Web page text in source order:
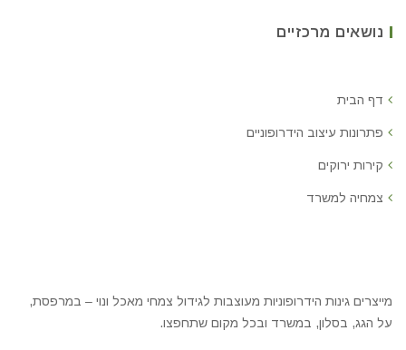
נושאים מרכזיים
דף הבית
פתרונות עיצוב הידרופוניים
קירות ירוקים
צמחיה למשרד
מייצרים גינות הידרופוניות מעוצבות לגידול צמחי מאכל ונוי – במרפסת,
על הגג, בסלון, במשרד ובכל מקום שתחפצו.